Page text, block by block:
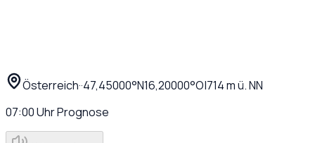
Österreich··47,45000°N16,20000°O|714m ü. NN
07:00UhrPrognose